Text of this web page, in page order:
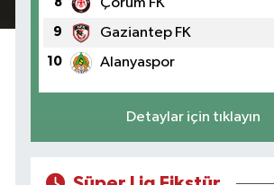
Çorum FK
9 Gaziantep FK
10 Alanyaspor
Detaylar için tıklayın